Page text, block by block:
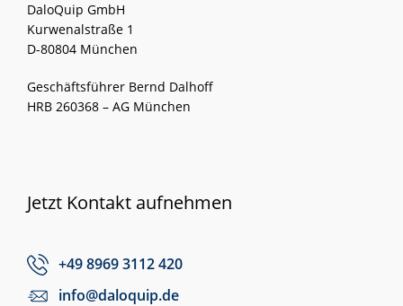
DaloQuip GmbH
Kurwenalstraße 1
D-80804 München
Geschäftsführer Bernd Dalhoff
HRB 260368 – AG München
Jetzt Kontakt aufnehmen
+49 8969 3112 420
info@daloquip.de